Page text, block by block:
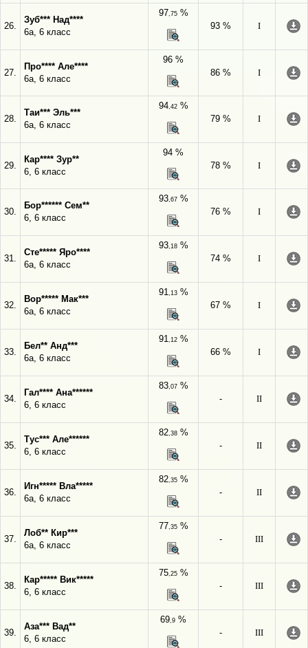
26.
Зуб*** Над****
6а, 6 класс
97,75%
93 %
I
27.
Про**** Але****
6а, 6 класс
96 %
86 %
I
28.
Таи*** Эль***
6а, 6 класс
94,42%
79 %
I
29.
Кар**** Зур**
6, 6 класс
94 %
78 %
I
30.
Бор****** Сем**
6, 6 класс
93,67%
76 %
I
31.
Сте***** Яро****
6а, 6 класс
93,18%
74 %
I
32.
Вор***** Мак***
6а, 6 класс
91,13%
67 %
I
33.
Бел** Анд***
6а, 6 класс
91,12%
66 %
I
34.
Гал**** Ана******
6, 6 класс
83,07%
-
II
35.
Тус*** Але******
6, 6 класс
82,38%
-
II
36.
Игн***** Вла*****
6а, 6 класс
82,35%
-
II
37.
Лоб** Кир***
6а, 6 класс
77,35%
-
III
38.
Кар***** Вик*****
6, 6 класс
75,25%
-
III
39.
Аза*** Вад**
6, 6 класс
69,9 %
-
III